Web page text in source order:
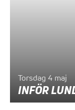
Torsdag 4 maj
INFÖR